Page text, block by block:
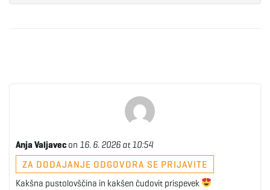
Anja Valjavec on 16. 6. 2026 at 10:54
ZA DODAJANJE ODGOVORA SE PRIJAVITE
Kakšna pustolovščina in kakšen čudovit prispevek